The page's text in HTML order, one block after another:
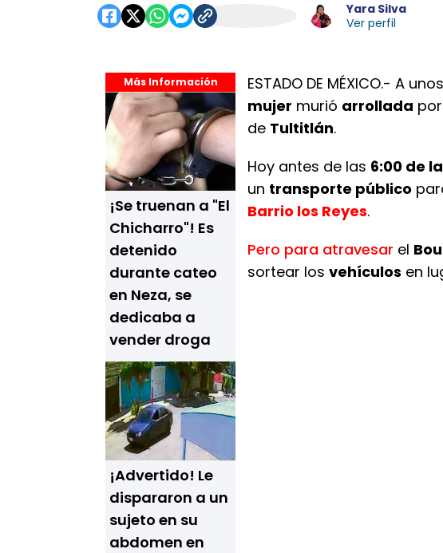
Yara Silva
Ver perfil
Más Información
¡Se truenan a "El
Chicharro"! Es
detenido
durante cateo
en Neza, se
dedicaba a
vender droga
¡Advertido! Le
dispararon a un
sujeto en su
abdomen en
ESTADO DE MÉXICO.- A
mujer murió arrollada
de Tultitlán.
Hoy antes de las 6:00 de
un transporte público
Barrio los Reyes.
Pero para atravesar el
sortear los vehículos en